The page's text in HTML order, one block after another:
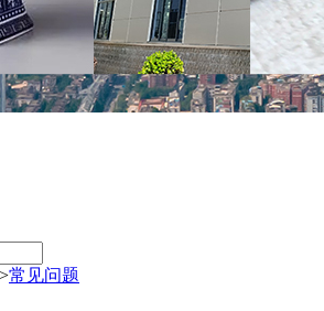
>常见问题